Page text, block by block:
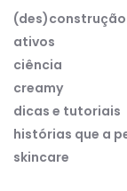
(des)construção
ativos
ciência
creamy
dicas e tutoriais
histórias que a
skincare